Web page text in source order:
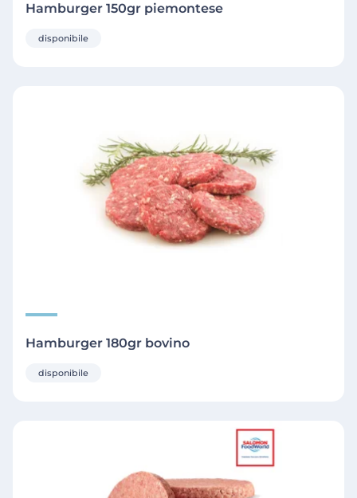
Hamburger 150gr piemontese
disponibile
Hamburger 180gr bovino
disponibile